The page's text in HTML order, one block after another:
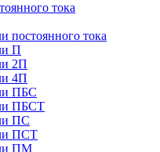
тока
постоянного тока
П
2П
4П
ПБС
ПБСТ
ПС
ПСТ
ПМ